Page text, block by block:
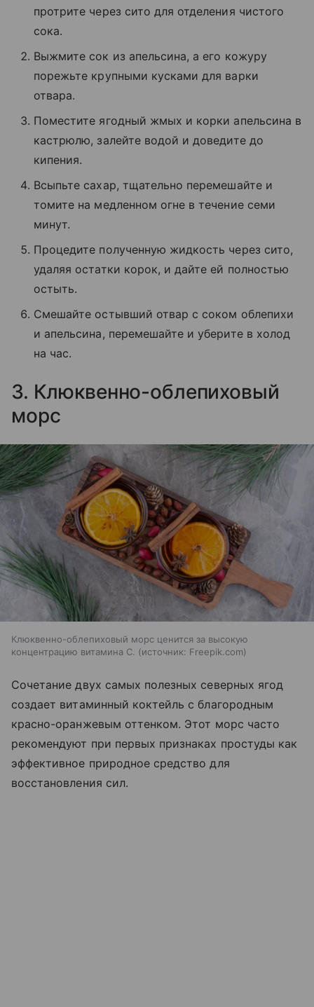
протрите через сито для отделения чистого
сока.
Выжмите сок из апельсина, а его кожуру
порежьте крупными кусками для варки
отвара.
Поместите ягодный жмых и корки апельсина в
кастрюлю, залейте водой и доведите до
кипения.
Всыпьте сахар, тщательно перемешайте и
томите на медленном огне в течение семи
минут.
Процедите полученную жидкость через сито,
удаляя остатки корок, и дайте ей полностью
остыть.
Смешайте остывший отвар с соком облепихи
и апельсина, перемешайте и уберите в холод
на час.
3. Клюквенно-облепиховый
морс
Клюквенно-облепиховый морс ценится за высокую
концентрацию витамина C.
источник: Freepik.com
Сочетание двух самых полезных северных ягод
создает витаминный коктейль с благородным
красно-оранжевым оттенком. Этот морс часто
рекомендуют при первых признаках простуды как
эффективное природное средство для
восстановления сил.